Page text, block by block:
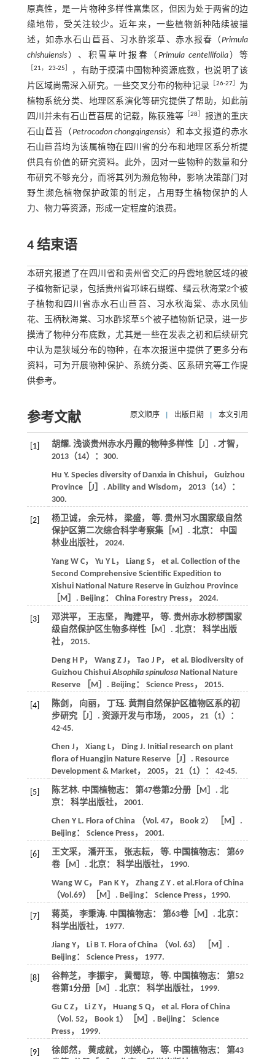
原真性，是一片物种多样性富集区，但因为处于两省的边
缘地带，受关注较少。近年来，一些植物新种陆续被描
述，如赤水石山苣苔、习水酢浆草、赤水报春（Primula
chishuiensis）、积雪草叶报春（Primula centellifolia）等
21， 23-25
，有助于摸清中国物种资源底数，也说明了该
片区域尚需深入研究。一些交叉分布的物种记录［26-27
为
植物系统分类、地理区系演化等研究提供了帮助，如此前
四川并未有石山苣苔属的记载，陈荻雅等 ［28
报道的重庆
石山苣苔（ Petrocodon chongqingensis ）和本文报道的赤水
石山苣苔均为该属植物在四川省的分布和地理区系分析提
供具有价值的研究资料。此外，因对一些物种的数量和分
布研究不够充分，而将其列为濒危物种，影响决策部门对
野生濒危植物保护政策的制定，占用野生植物保护的人
力、物力等资源，形成一定程度的浪费。
4 结束语
本研究报道了在四川省和贵州省交汇的丹霞地貌区域的被
子植物新记录，包括贵州省邛崃石蝴蝶、缙云秋海棠2个被
子植物和四川省赤水石山苣苔、习水秋海棠、赤水凤仙
花、玉柄秋海棠、习水酢浆草5个被子植物新记录，进一步
摸清了物种分布底数，尤其是一些在发表之初和后续研究
中认为是狭域分布的物种，在本次报道中提供了更多分布
资料，可为开展物种保护、系统分类、区系研究等工作提
供参考。
参考文献 原文顺序 出版日期 本文引用
[1] 胡耀. 浅谈贵州赤水丹霞的物种多样性［J］. 才智 ，
2013（14）：300.
Hu Y. Species diversity of Danxia in Chishui， Guizhou
Province［J］. Ability and Wisdom， 2013（14）：
300.
[2] 杨卫诚， 余元林， 梁盛， 等. 贵州习水国家级自然
保护区第二次综合科学考察集［M］. 北京： 中国
林业出版社， 2024.
Yang W C， Yu Y L， Liang S ， et al . Collection of the
Second Comprehensive Scientific Expedition to
Xishui National Nature Reserve in Guizhou Province
［M］. Beijing： China Forestry Press， 2024.
[3] 邓洪平， 王志坚， 陶建平， 等. 贵州赤水桫椤国家
级自然保护区生物多样性［M］. 北京： 科学出版
社， 2015.
Deng H P， Wang Z J ， Tao J P， et al . Biodiversity of
Guizhou ChishuiAlsophila spinulosaNational Nature
Reserve［M］. Beijing： Science Press， 2015.
[4]
陈剑， 向丽， 丁珏. 黄荆自然保护区植物区系的初
步研究［J］. 资源开发与市场， 2005， 21（1）：
42-45.
Chen J ， Xiang L， Ding J. Initial research on plant
flora of Huangjin Nature Reserve［J］. Resource
Development & Market， 2005， 21（1）： 42-45.
[5] 陈艺林. 中国植物志： 第47卷第2分册［M］. 北
京： 科学出版社， 2001.
Chen Y L. Flora of China （Vol . 47， Book 2） ［M］.
Beijing： Science Press， 2001.
[6] 王文采， 潘开玉， 张志耘， 等. 中国植物志： 第69
卷［M］. 北京： 科学出版社， 1990.
Wang W C， Pan K Y， Zhang Z Y. et al . Flora of China
（Vol.69）
［M］. Beijing： Science Press， 1990.
[7] 蒋英， 李秉涛. 中国植物志： 第63卷［M］. 北京：
科学出版社， 1977.
Jiang Y， Li B T. Flora of China （Vol. 63）
［M］.
Beijing： Science Press， 1977.
[8] 谷粹芝， 李振宇， 黄蜀琼， 等. 中国植物志： 第52
卷第1分册［M］. 北京： 科学出版社， 1999.
Gu C Z， Li Z Y， Huang S Q， et al . Flora of China
（Vol . 52， Book 1）［M］. Beijing： Science
Press， 1999.
[9] 徐郎然， 黄成就， 刘媖心， 等. 中国植物志： 第43